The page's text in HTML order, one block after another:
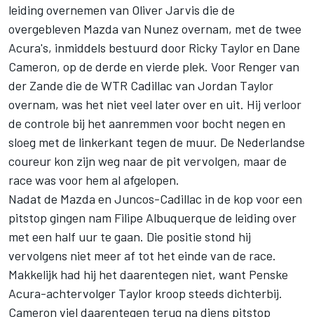
leiding overnemen van Oliver Jarvis die de
overgebleven Mazda van Nunez overnam, met de twee
Acura's, inmiddels bestuurd door Ricky Taylor en Dane
Cameron, op de derde en vierde plek. Voor Renger van
der Zande die de WTR Cadillac van Jordan Taylor
overnam, was het niet veel later over en uit. Hij verloor
de controle bij het aanremmen voor bocht negen en
sloeg met de linkerkant tegen de muur. De Nederlandse
coureur kon zijn weg naar de pit vervolgen, maar de
race was voor hem al afgelopen.
Nadat de Mazda en Juncos-Cadillac in de kop voor een
pitstop gingen nam Filipe Albuquerque de leiding over
met een half uur te gaan. Die positie stond hij
vervolgens niet meer af tot het einde van de race.
Makkelijk had hij het daarentegen niet, want Penske
Acura-achtervolger Taylor kroop steeds dichterbij.
Cameron viel daarentegen terug na diens pitstop